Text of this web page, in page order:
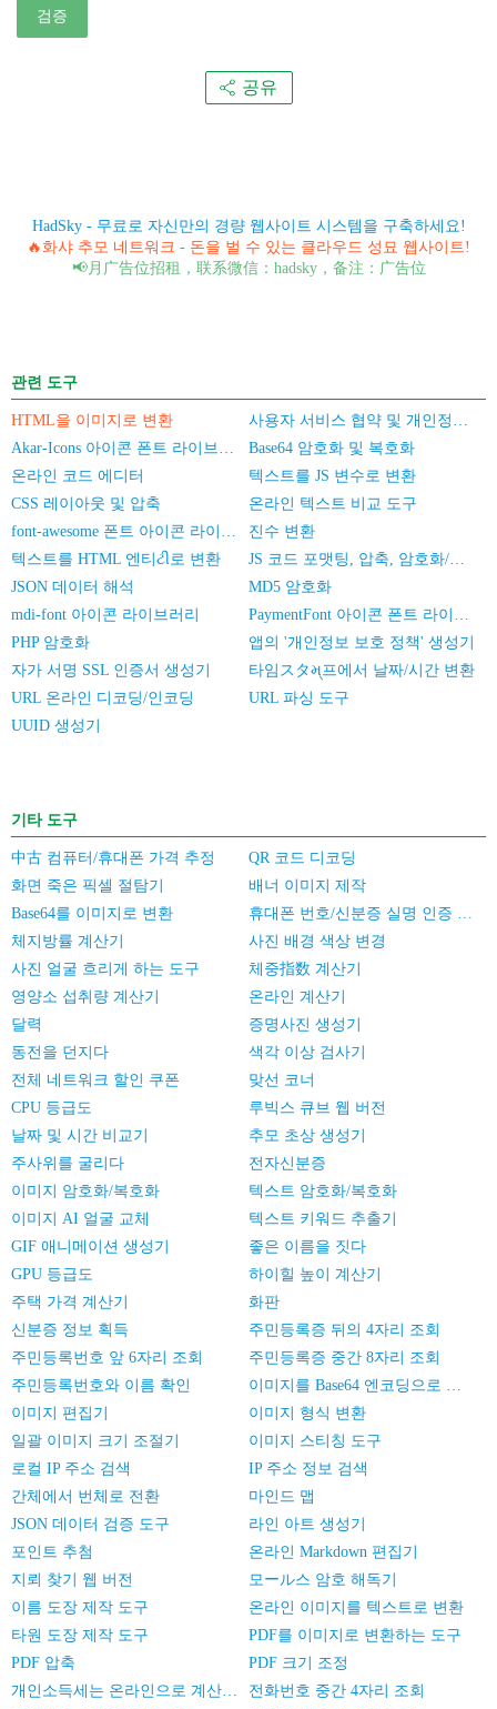
검증
공유
HadSky - 무료로 자신만의 경량 웹사이트 시스템을 구축하세요!
🔥화샤 추모 네트워크 - 돈을 벌 수 있는 클라우드 성묘 웹사이트!
📢月广告位招租，联系微信：hadsky，备注：广告位
관련 도구
HTML을 이미지로 변환
사용자 서비스 협약 및 개인정보 보호 정책
Akar-Icons 아이콘 폰트 라이브러리
Base64 암호화 및 복호화
온라인 코드 에디터
텍스트를 JS 변수로 변환
CSS 레이아웃 및 압축
온라인 텍스트 비교 도구
font-awesome 폰트 아이콘 라이브러리
진수 변환
텍스트를 HTML 엔티ટી로 변환
JS 코드 포맷팅, 압축, 암호화/난독화
JSON 데이터 해석
MD5 암호화
mdi-font 아이콘 라이브러리
PaymentFont 아이콘 폰트 라이브러리
PHP 암호화
앱의 '개인정보 보호 정책' 생성기
자가 서명 SSL 인증서 생성기
타임スタમ્프에서 날짜/시간 변환
URL 온라인 디코딩/인코딩
URL 파싱 도구
UUID 생성기
기타 도구
中古 컴퓨터/휴대폰 가격 추정
QR 코드 디코딩
화면 죽은 픽셀 절탐기
배너 이미지 제작
Base64를 이미지로 변환
휴대폰 번호/신분증 실명 인증 일괄 검증
체지방률 계산기
사진 배경 색상 변경
사진 얼굴 흐리게 하는 도구
체중指数 계산기
영양소 섭취량 계산기
온라인 계산기
달력
증명사진 생성기
동전을 던지다
색각 이상 검사기
전체 네트워크 할인 쿠폰
맞선 코너
CPU 등급도
루빅스 큐브 웹 버전
날짜 및 시간 비교기
추모 초상 생성기
주사위를 굴리다
전자신분증
이미지 암호화/복호화
텍스트 암호화/복호화
이미지 AI 얼굴 교체
텍스트 키워드 추출기
GIF 애니메이션 생성기
좋은 이름을 짓다
GPU 등급도
하이힐 높이 계산기
주택 가격 계산기
화판
신분증 정보 획득
주민등록증 뒤의 4자리 조회
주민등록번호 앞 6자리 조회
주민등록증 중간 8자리 조회
주민등록번호와 이름 확인
이미지를 Base64 엔코딩으로 변환
이미지 편집기
이미지 형식 변환
일괄 이미지 크기 조절기
이미지 스티칭 도구
로컬 IP 주소 검색
IP 주소 정보 검색
간체에서 번체로 전환
마인드 맵
JSON 데이터 검증 도구
라인 아트 생성기
포인트 추첨
온라인 Markdown 편집기
지뢰 찾기 웹 버전
모ール스 암호 해독기
이름 도장 제작 도구
온라인 이미지를 텍스트로 변환
타원 도장 제작 도구
PDF를 이미지로 변환하는 도구
PDF 압축
PDF 크기 조정
개인소득세는 온라인으로 계산한다
전화번호 중간 4자리 조회